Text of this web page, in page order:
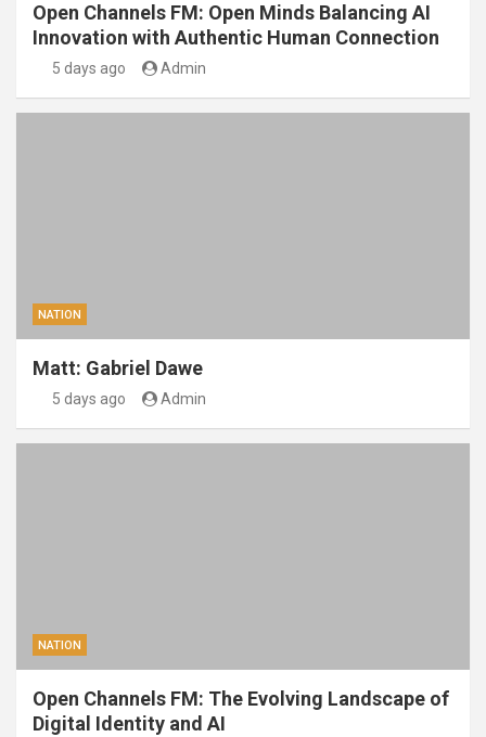
Open Channels FM: Open Minds Balancing AI
Innovation with Authentic Human Connection
5 days ago Admin
NATION
Matt: Gabriel Dawe
5 days ago Admin
NATION
Open Channels FM: The Evolving Landscape of
Digital Identity and AI